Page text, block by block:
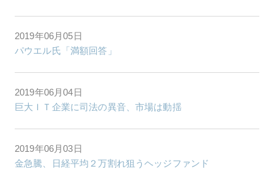
2019年06月05日
パウエル氏「満額回答」
2019年06月04日
巨大ＩＴ企業に司法の異音、市場は動揺
2019年06月03日
金急騰、日経平均２万割れ狙うヘッジファンド